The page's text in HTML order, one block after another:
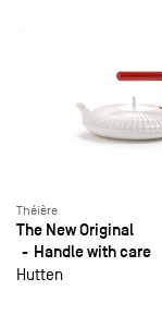
Théière
The New Original
Handle with care
Hutten